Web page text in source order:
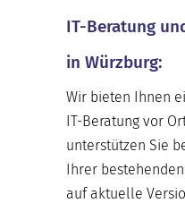
IT-Beratung
in Würzburg:
Wir bieten Ihnen
IT-Beratung vor
unterstützen Sie
Ihrer
auf aktuelle